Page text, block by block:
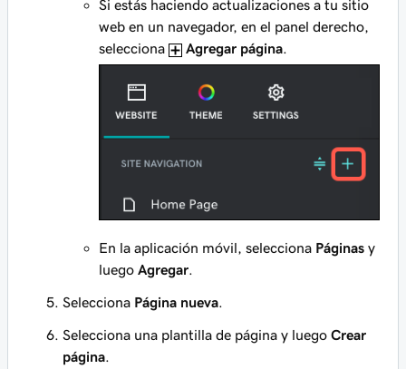
Si estás haciendo actualizaciones a tu sitio
web en un navegador, en el panel derecho,
selecciona
Agregar página
En la aplicación móvil, selecciona Páginas y
luego Agregar.
Selecciona Página nueva.
Selecciona una plantilla de página y luego Crear
página.